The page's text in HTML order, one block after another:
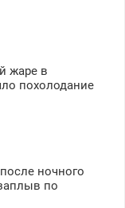
жаре в
похолодание
ночного
по